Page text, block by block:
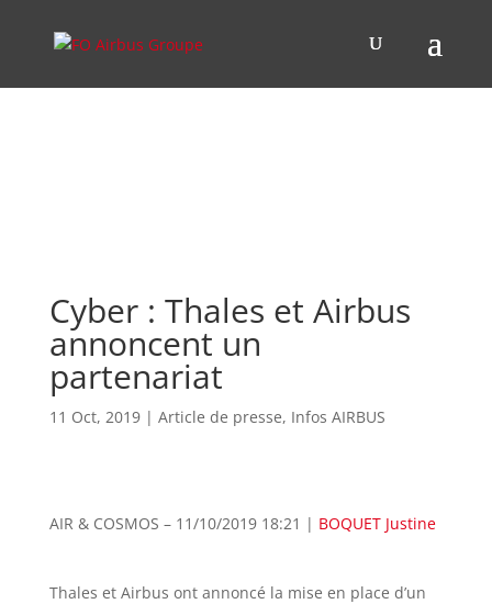
Cyber : Thales et Airbus
annoncent un
partenariat
11 Oct, 2019| Article de presse, Infos AIRBUS
AIR & COSMOS – 11/10/2019 18:21 | BOQUET Justine
Thales et Airbus ont annoncé la mise en place d’un